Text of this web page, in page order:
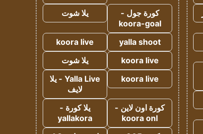
كورة جول -
koora-goal
يلا شوت
yalla shoot
koora live
koora live
يلا شوت
koora live
Yalla Live - يلا
لايف
كورة اون لاين -
koora onl
يلا كورة -
yallakora